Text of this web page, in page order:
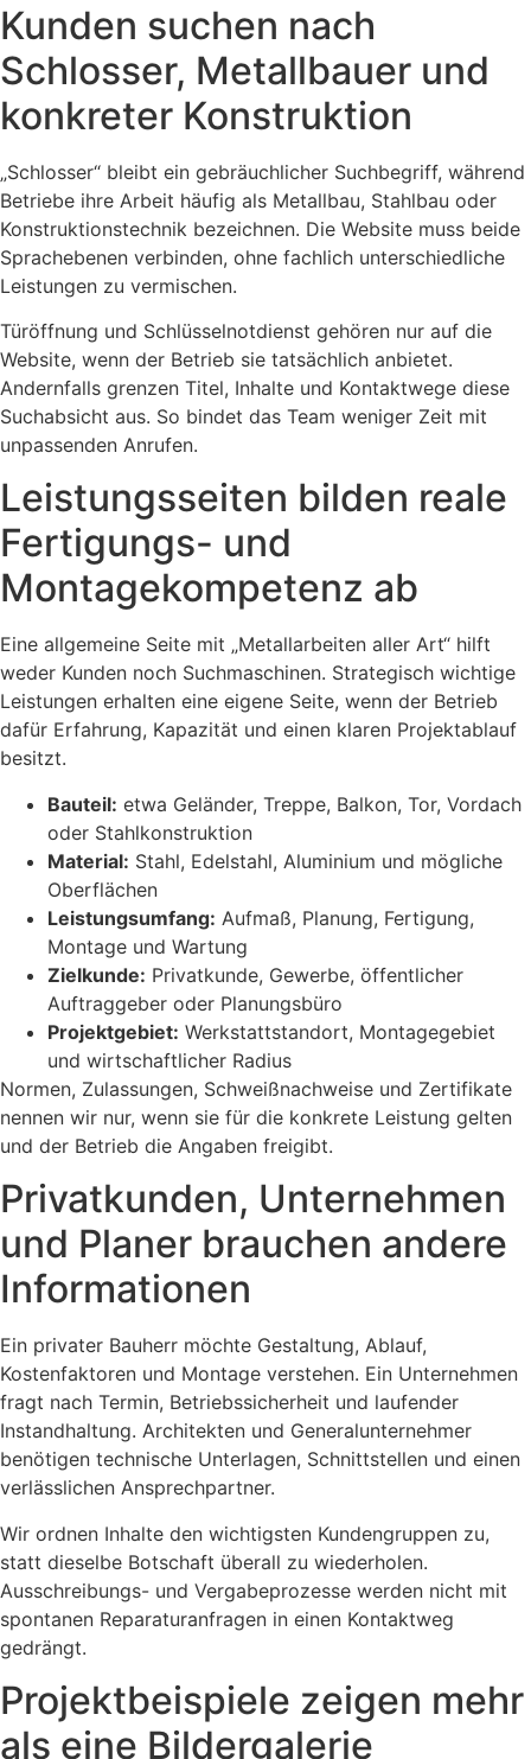
Kunden suchen nach
Schlosser, Metallbauer und
konkreter Konstruktion
„Schlosser“ bleibt ein gebräuchlicher Suchbegriff, während
Betriebe ihre Arbeit häufig als Metallbau, Stahlbau oder
Konstruktionstechnik bezeichnen. Die Website muss beide
Sprachebenen verbinden, ohne fachlich unterschiedliche
Leistungen zu vermischen.
Türöffnung und Schlüsselnotdienst gehören nur auf die
Website, wenn der Betrieb sie tatsächlich anbietet.
Andernfalls grenzen Titel, Inhalte und Kontaktwege diese
Suchabsicht aus. So bindet das Team weniger Zeit mit
unpassenden Anrufen.
Leistungsseiten bilden reale
Fertigungs- und
Montagekompetenz ab
Eine allgemeine Seite mit „Metallarbeiten aller Art“ hilft
weder Kunden noch Suchmaschinen. Strategisch wichtige
Leistungen erhalten eine eigene Seite, wenn der Betrieb
dafür Erfahrung, Kapazität und einen klaren Projektablauf
besitzt.
Bauteil: etwa Geländer, Treppe, Balkon, Tor, Vordach
oder Stahlkonstruktion
Material: Stahl, Edelstahl, Aluminium und mögliche
Oberflächen
Leistungsumfang: Aufmaß, Planung, Fertigung,
Montage und Wartung
Zielkunde: Privatkunde, Gewerbe, öffentlicher
Auftraggeber oder Planungsbüro
Projektgebiet: Werkstattstandort, Montagegebiet
und wirtschaftlicher Radius
Normen, Zulassungen, Schweißnachweise und Zertifikate
nennen wir nur, wenn sie für die konkrete Leistung gelten
und der Betrieb die Angaben freigibt.
Privatkunden, Unternehmen
und Planer brauchen andere
Informationen
Ein privater Bauherr möchte Gestaltung, Ablauf,
Kostenfaktoren und Montage verstehen. Ein Unternehmen
fragt nach Termin, Betriebssicherheit und laufender
Instandhaltung. Architekten und Generalunternehmer
benötigen technische Unterlagen, Schnittstellen und einen
verlässlichen Ansprechpartner.
Wir ordnen Inhalte den wichtigsten Kundengruppen zu,
statt dieselbe Botschaft überall zu wiederholen.
Ausschreibungs- und Vergabeprozesse werden nicht mit
spontanen Reparaturanfragen in einen Kontaktweg
gedrängt.
Projektbeispiele zeigen mehr
als eine Bildergalerie